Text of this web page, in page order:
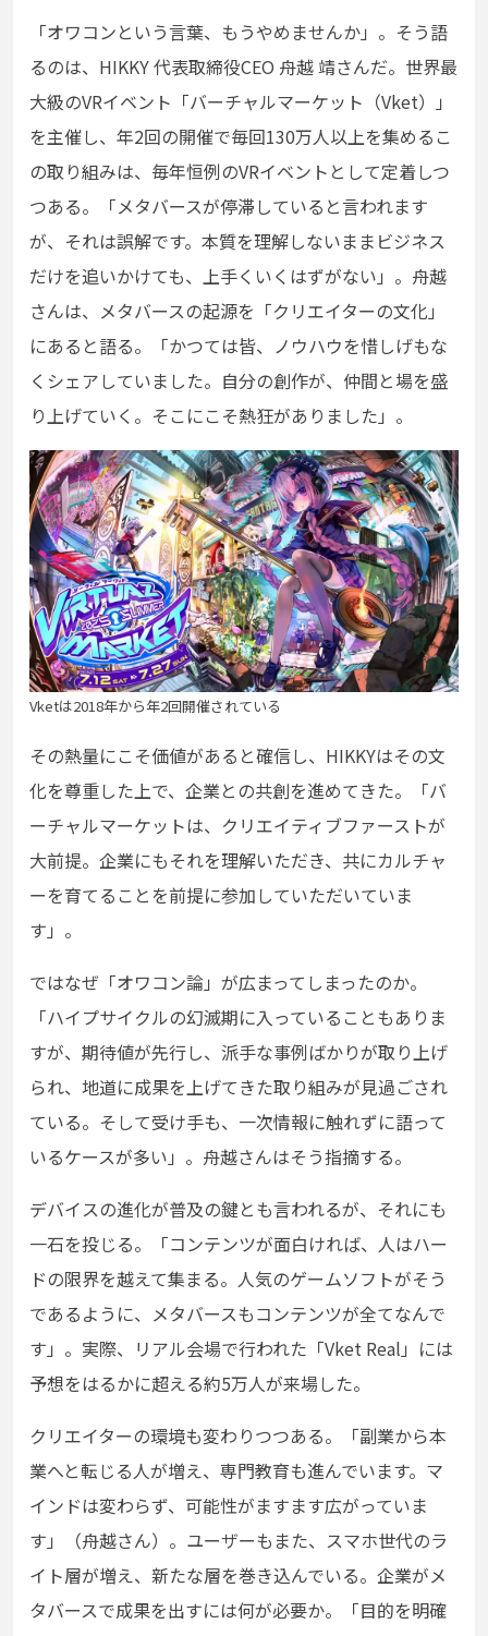
「オワコンという言葉、もうやめませんか」。そう語
るのは、HIKKY 代表取締役CEO 舟越 靖さんだ。世界最
大級のVRイベント「バーチャルマーケット（Vket）」
を主催し、年2回の開催で毎回130万人以上を集めるこ
の取り組みは、毎年恒例のVRイベントとして定着しつ
つある。「メタバースが停滞していると言われます
が、それは誤解です。本質を理解しないままビジネス
だけを追いかけても、上手くいくはずがない」。舟越
さんは、メタバースの起源を「クリエイターの文化」
にあると語る。「かつては皆、ノウハウを惜しげもな
くシェアしていました。自分の創作が、仲間と場を盛
り上げていく。そこにこそ熱狂がありました」。
Vketは2018年から年2回開催されている
その熱量にこそ価値があると確信し、HIKKYはその文
化を尊重した上で、企業との共創を進めてきた。「バ
ーチャルマーケットは、クリエイティブファーストが
大前提。企業にもそれを理解いただき、共にカルチャ
ーを育てることを前提に参加していただいていま
す」。
ではなぜ「オワコン論」が広まってしまったのか。
「ハイプサイクルの幻滅期に入っていることもありま
すが、期待値が先行し、派手な事例ばかりが取り上げ
られ、地道に成果を上げてきた取り組みが見過ごされ
ている。そして受け手も、一次情報に触れずに語って
いるケースが多い」。舟越さんはそう指摘する。
デバイスの進化が普及の鍵とも言われるが、それにも
一石を投じる。「コンテンツが面白ければ、人はハー
ドの限界を越えて集まる。人気のゲームソフトがそう
であるように、メタバースもコンテンツが全てなんで
す」。実際、リアル会場で行われた「Vket Real」には
予想をはるかに超える約5万人が来場した。
クリエイターの環境も変わりつつある。「副業から本
業へと転じる人が増え、専門教育も進んでいます。マ
インドは変わらず、可能性がますます広がっていま
す」（舟越さん）。ユーザーもまた、スマホ世代のラ
イト層が増え、新たな層を巻き込んでいる。企業がメ
タバースで成果を出すには何が必要か。「目的を明確